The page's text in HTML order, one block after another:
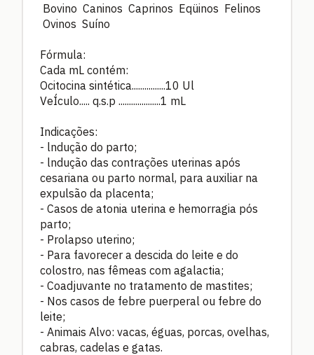
Bovino Caninos Caprinos Eqüinos Felinos
Ovinos Suíno
Fórmula:
Cada mL contém:
Ocitocina sintética................10 Ul
VeÍculo..... q.s.p ....................1 mL
Indicações:
- lndução do parto;
- lndução das contrações uterinas após
cesariana ou parto normal, para auxiliar na
expulsão da placenta;
- Casos de atonia uterina e hemorragia pós
parto;
- Prolapso uterino;
- Para favorecer a descida do leite e do
colostro, nas fêmeas com agalactia;
- Coadjuvante no tratamento de mastites;
- Nos casos de febre puerperal ou febre do
leite;
- Animais Alvo: vacas, éguas, porcas, ovelhas,
cabras, cadelas e gatas.